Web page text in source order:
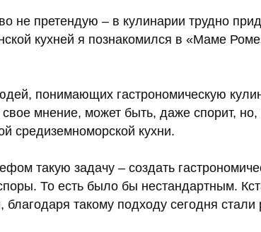
не претендую – в кулинарии трудно
кухней я познакомился в «Маме
понимающих гастрономическую
мнение, может быть, даже спорит, но,
средиземноморской кухни.
такую задачу – создать
То есть было бы нестандартным.
такому подходу сегодня